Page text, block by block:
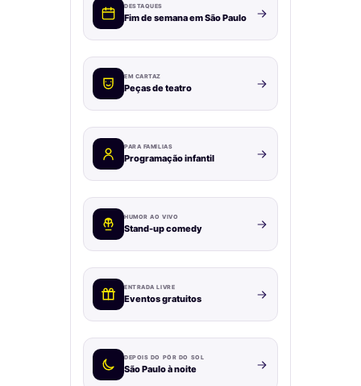
DESTAQUES
Fim de semana em São Paulo
EM CARTAZ
Peças de teatro
PARA FAMÍLIAS
Programação infantil
HUMOR AO VIVO
Stand-up comedy
ENTRADA LIVRE
Eventos gratuitos
DEPOIS DO PÔR DO SOL
São Paulo à noite